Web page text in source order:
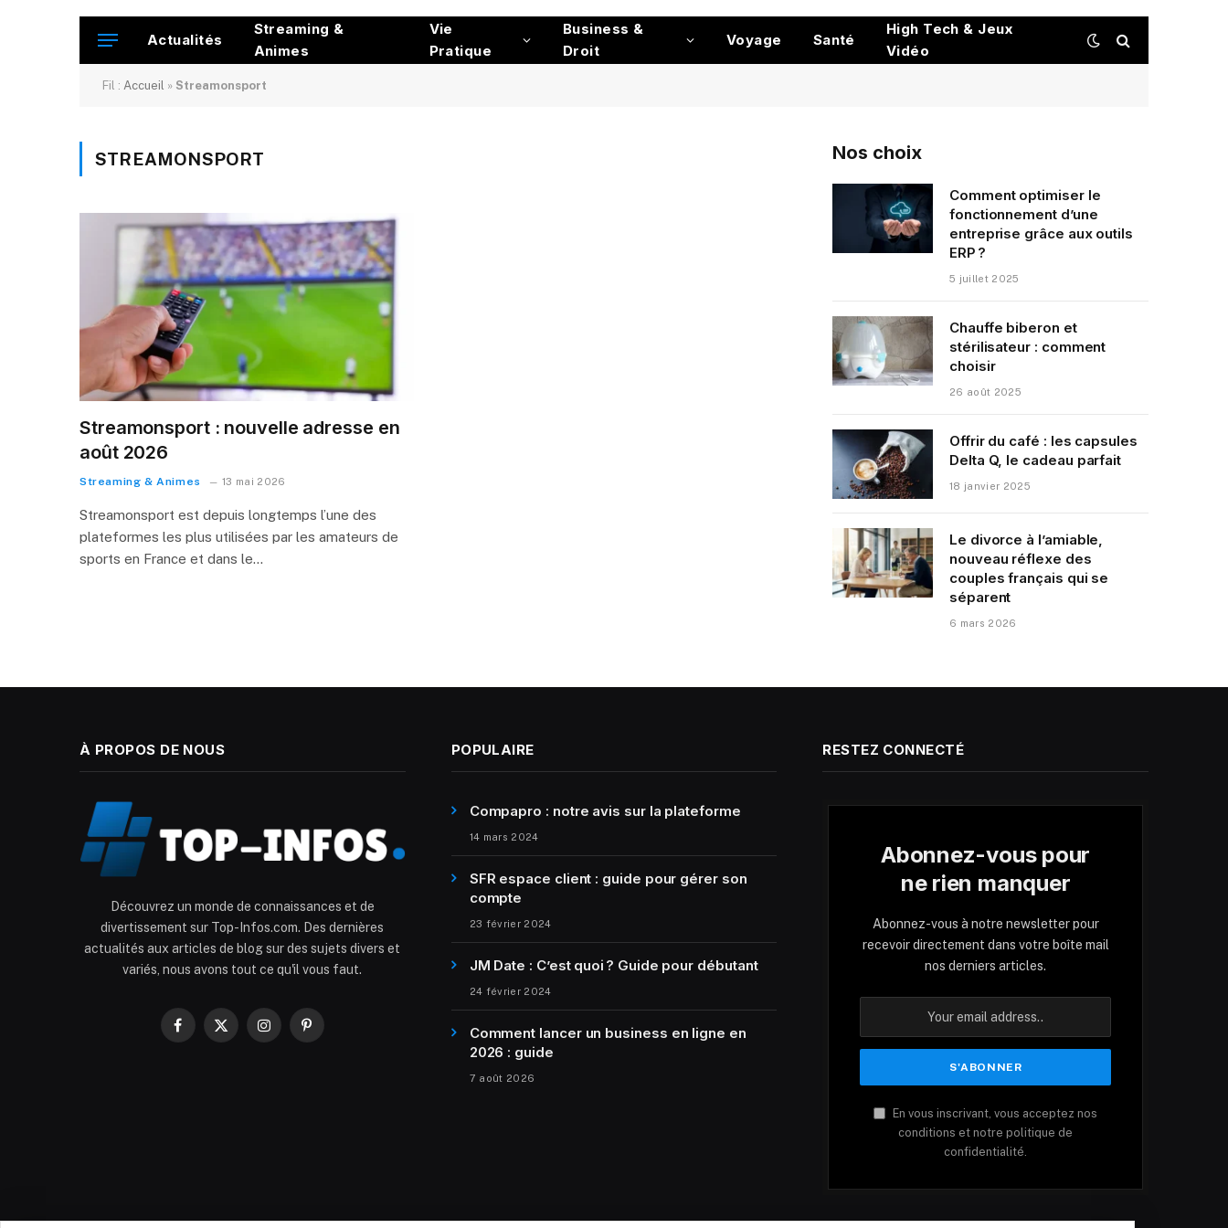
Actualités
Streaming &
Animes
Vie
Pratique
Business &
Droit
Voyage Santé
High Tech & Jeux
Vidéo
Fil : Accueil » Streamonsport
STREAMONSPORT
Streamonsport : nouvelle adresse en
août 2026
Streaming & Animes 13 mai 2026
Streamonsport est depuis longtemps l’une des
plateformes les plus utilisées par les amateurs de
sports en France et dans le…
Nos choix
Comment optimiser le
fonctionnement d’une
entreprise grâce aux outils
ERP ?
5 juillet 2025
Chauffe biberon et
stérilisateur : comment
choisir
26 août 2025
Offrir du café : les capsules
Delta Q, le cadeau parfait
18 janvier 2025
Le divorce à l’amiable,
nouveau réflexe des
couples français qui se
séparent
6 mars 2026
À PROPOS DE NOUS
Découvrez un monde de connaissances et de
divertissement sur Top-Infos.com. Des dernières
actualités aux articles de blog sur des sujets divers et
variés, nous avons tout ce qu'il vous faut.
Facebook
X
InstagramPinterest
POPULAIRE
Compapro : notre avis sur la plateforme
14 mars 2024
SFR espace client : guide pour gérer son
compte
23 février 2024
JM Date : C’est quoi ? Guide pour débutant
24 février 2024
Comment lancer un business en ligne en
2026 : guide
7 août 2026
RESTEZ CONNECTÉ
Abonnez-vous pour
ne rien manquer
Abonnez-vous à notre newsletter pour
recevoir directement dans votre boîte mail
nos derniers articles.
En vous inscrivant, vous acceptez nos
conditions et notre politique de
confidentialité.